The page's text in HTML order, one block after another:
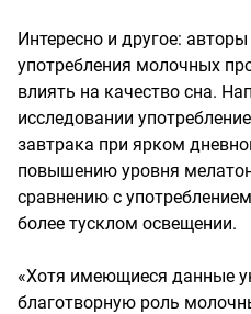
Интересно и другое:
употребления молочных
влиять на качество сна.
исследовании
завтрака при ярком
повышению уровня
сравнению с
более тусклом освещении.
«Хотя имеющиеся данные
благотворную роль